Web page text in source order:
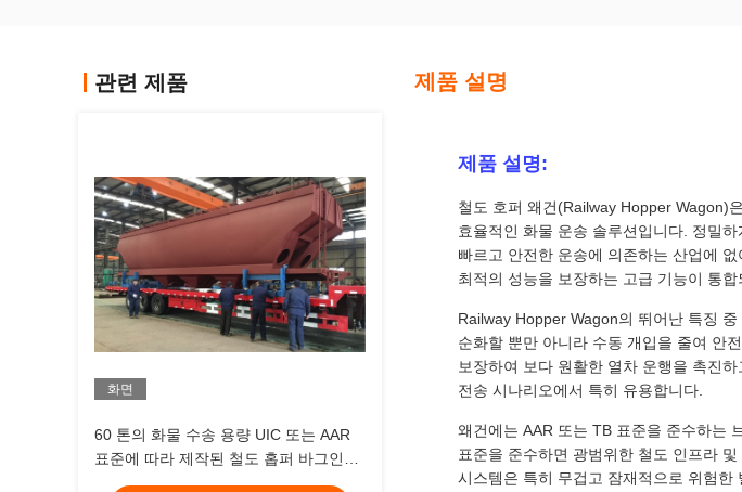
관련 제품
화면
60 톤의 화물 수송 용량 UIC 또는 AAR
표준에 따라 제작된 철도 홉퍼 바그인
AAR 또는 TB 표준 브레이크 유형을 포
제품 설명
제품 설명:
철도 호퍼 왜건(Railway Hopper Wagon)
효율적인 화물 운송 솔루션입니다. 정밀
빠르고 안전한 운송에 의존하는 산업에
최적의 성능을 보장하는 고급 기능이 통합
Railway Hopper Wagon의 뛰어난 특징
순화할 뿐만 아니라 수동 개입을 줄여 안
보장하여 보다 원활한 열차 운행을 촉진
전송 시나리오에서 특히 유용합니다.
왜건에는 AAR 또는 TB 표준을 준수하는
표준을 준수하면 광범위한 철도 인프라
시스템은 특히 무겁고 잠재적으로 위험